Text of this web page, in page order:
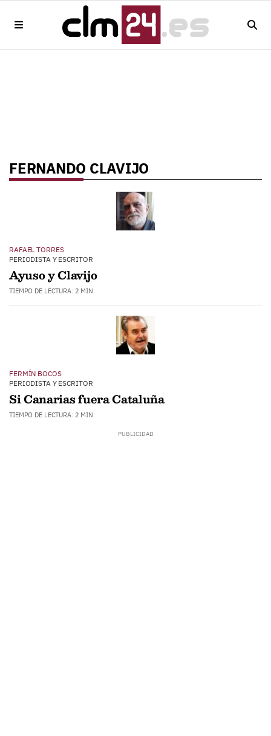
FERNANDO CLAVIJO
RAFAEL TORRES
PERIODISTA Y ESCRITOR
Ayuso y Clavijo
TIEMPO DE LECTURA: 2 MIN.
FERMÍN BOCOS
PERIODISTA Y ESCRITOR
Si Canarias fuera Cataluña
TIEMPO DE LECTURA: 2 MIN.